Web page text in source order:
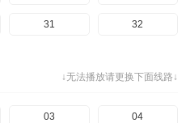
31 32
↓无法播放请更换下面线路↓
03 04